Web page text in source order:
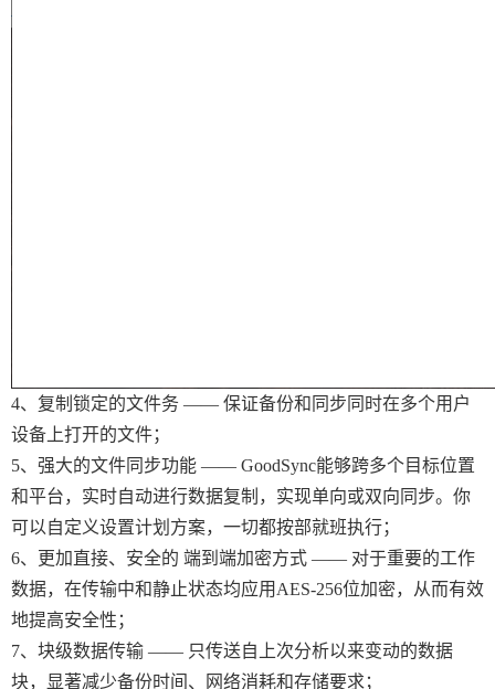
4、复制锁定的文件务 —— 保证备份和同步同时在多个用户
设备上打开的文件；
5、强大的文件同步功能 —— GoodSync能够跨多个目标位置
和平台，实时自动进行数据复制，实现单向或双向同步。你
可以自定义设置计划方案，一切都按部就班执行；
6、更加直接、安全的 端到端加密方式 —— 对于重要的工作
数据，在传输中和静止状态均应用AES-256位加密，从而有效
地提高安全性；
7、块级数据传输 —— 只传送自上次分析以来变动的数据
块，显著减少备份时间、网络消耗和存储要求；